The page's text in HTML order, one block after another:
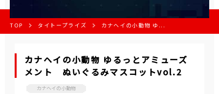
TOP タイトープライズ カナヘイの小動物 ゆ...
カナヘイの小動物 ゆるっとアミューズ
メント ぬいぐるみマスコットvol.2
カナヘイの小動物